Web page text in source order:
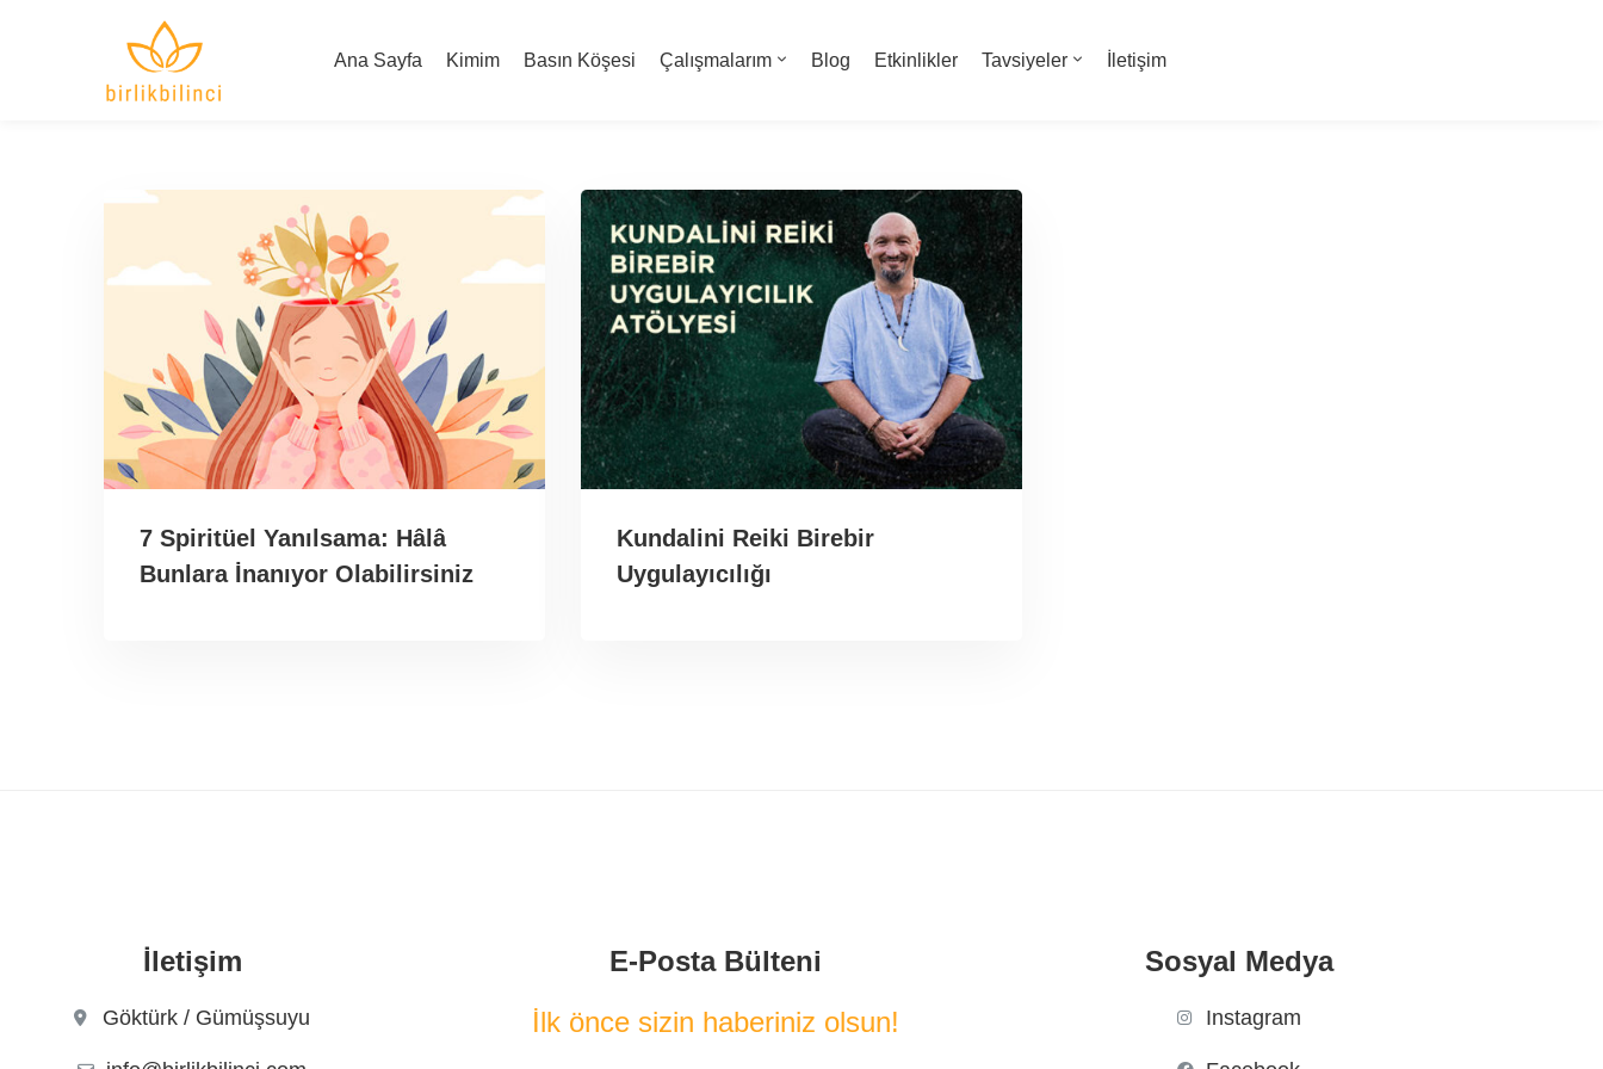
Ana Sayfa Kimim Basın Köşesi Çalışmalarım Blog Etkinlikler Tavsiyeler İletişim
7 Spiritüel Yanılsama: Hâlâ
Bunlara İnanıyor Olabilirsiniz
Kundalini Reiki Birebir
Uygulayıcılığı
İletişim
Göktürk / Gümüşsuyu
E-Posta Bülteni
İlk önce sizin haberiniz olsun!
Sosyal Medya
Instagram